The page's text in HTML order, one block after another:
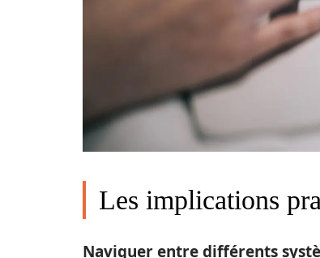
Les implications
Naviguer entre différents